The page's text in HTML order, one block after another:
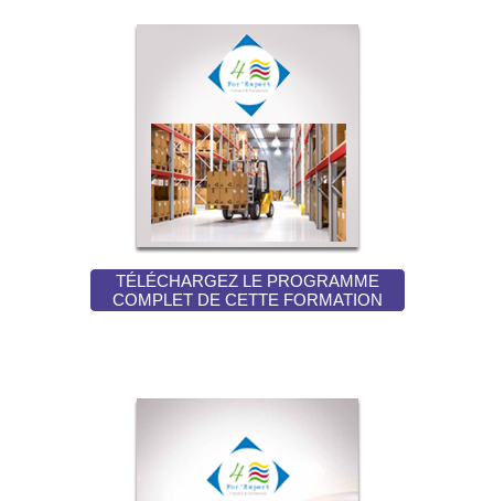
TÉLÉCHARGEZ LE PROGRAMME
COMPLET DE CETTE FORMATION